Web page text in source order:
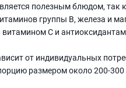
полезным блюдом,
группы В, железа и
C и
от индивидуальных
размером около 200-